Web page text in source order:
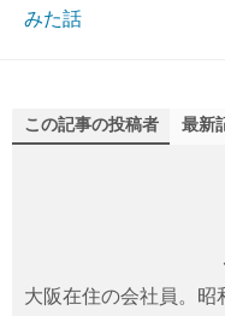
みた話
この記事の投稿者 最新
大阪在住の会社員。昭